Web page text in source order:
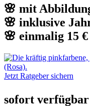
🌸 mit
🌸 inklusive
🌸 einmalig 15 €
Jetzt Ratgeber sichern
sofort verfügbar